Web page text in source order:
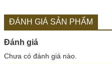
ĐÁNH GIÁ SẢN PHẨM
Đánh giá
Chưa có đánh giá nào.